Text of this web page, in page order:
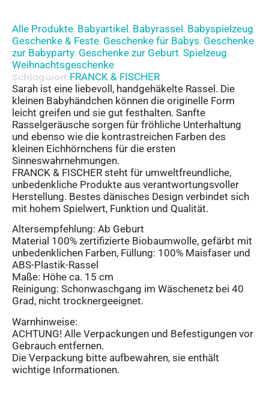
Alle Produkte, Babyartikel, Babyrassel, Babyspielzeug,
Geschenke & Feste, Geschenke für Babys, Geschenke
zur Babyparty, Geschenke zur Geburt, Spielzeug,
Weihnachtsgeschenke
Schlagwort FRANCK & FISCHER
Sarah ist eine liebevoll, handgehäkelte Rassel. Die
kleinen Babyhändchen können die originelle Form
leicht greifen und sie gut festhalten. Sanfte
Rasselgeräusche sorgen für fröhliche Unterhaltung
und ebenso wie die kontrastreichen Farben des
kleinen Eichhörnchens für die ersten
Sinneswahrnehmungen.
FRANCK & FISCHER steht für umweltfreundliche,
unbedenkliche Produkte aus verantwortungsvoller
Herstellung. Bestes dänisches Design verbindet sich
mit hohem Spielwert, Funktion und Qualität.
Altersempfehlung: Ab Geburt
Material 100% zertifizierte Biobaumwolle, gefärbt mit
unbedenklichen Farben, Füllung: 100% Maisfaser und
ABS-Plastik-Rassel
Maße: Höhe ca. 15 cm
Reinigung: Schonwaschgang im Wäschenetz bei 40
Grad, nicht trocknergeeignet.
Warnhinweise:
ACHTUNG! Alle Verpackungen und Befestigungen vor
Gebrauch entfernen.
Die Verpackung bitte aufbewahren, sie enthält
wichtige Informationen.